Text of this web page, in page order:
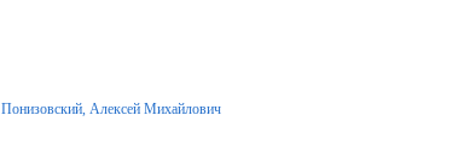
Понизовский, Алексей Михайлович